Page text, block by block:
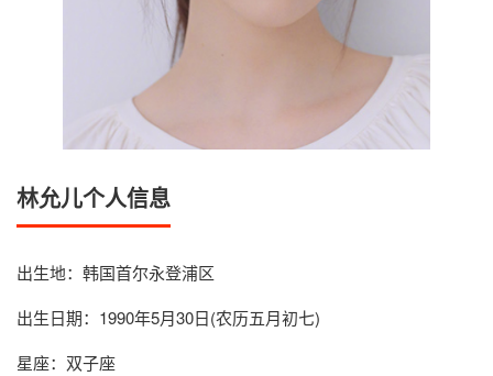
林允儿个人信息
出生地：韩国首尔永登浦区
出生日期：1990年5月30日(农历五月初七)
星座：双子座